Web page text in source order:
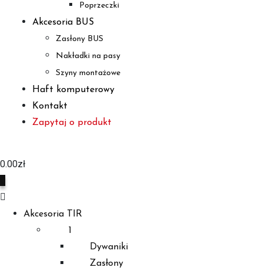
Poprzeczki
Akcesoria BUS
Zasłony BUS
Nakładki na pasy
Szyny montażowe
Haft komputerowy
Kontakt
Zapytaj o produkt
0.00zł
Akcesoria TIR
1
Dywaniki
Zasłony